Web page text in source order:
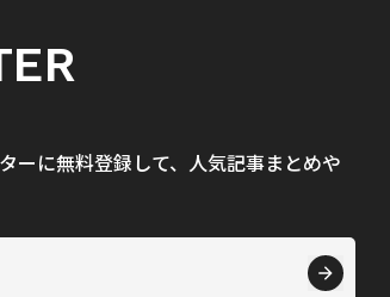
ーに無料登録して、人気記事まとめや